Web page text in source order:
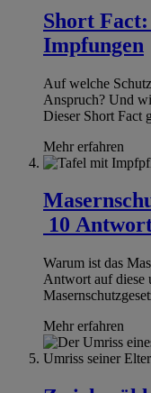
Short
Impfungen
Auf welche
Anspruch? Und
Dieser Short Fact
Mehr erfahren
10
Warum ist das
Antwort auf diese
Mehr erfahren